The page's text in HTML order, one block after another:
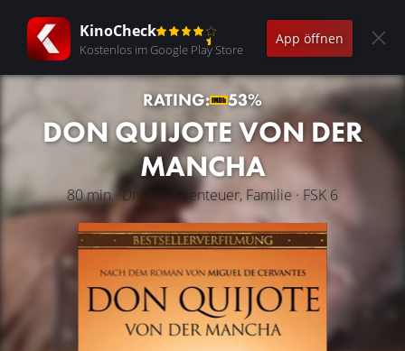
KinoCheck
Kostenlos im Google Play Store
App öffnen
RATING: 53%
DON QUIJOTE VON DER
MANCHA
80 min · Drama, Abenteuer, Familie · FSK 6